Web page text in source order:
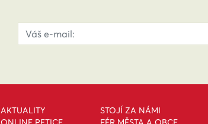
AKTUALITY
STOJÍ ZA NÁMI